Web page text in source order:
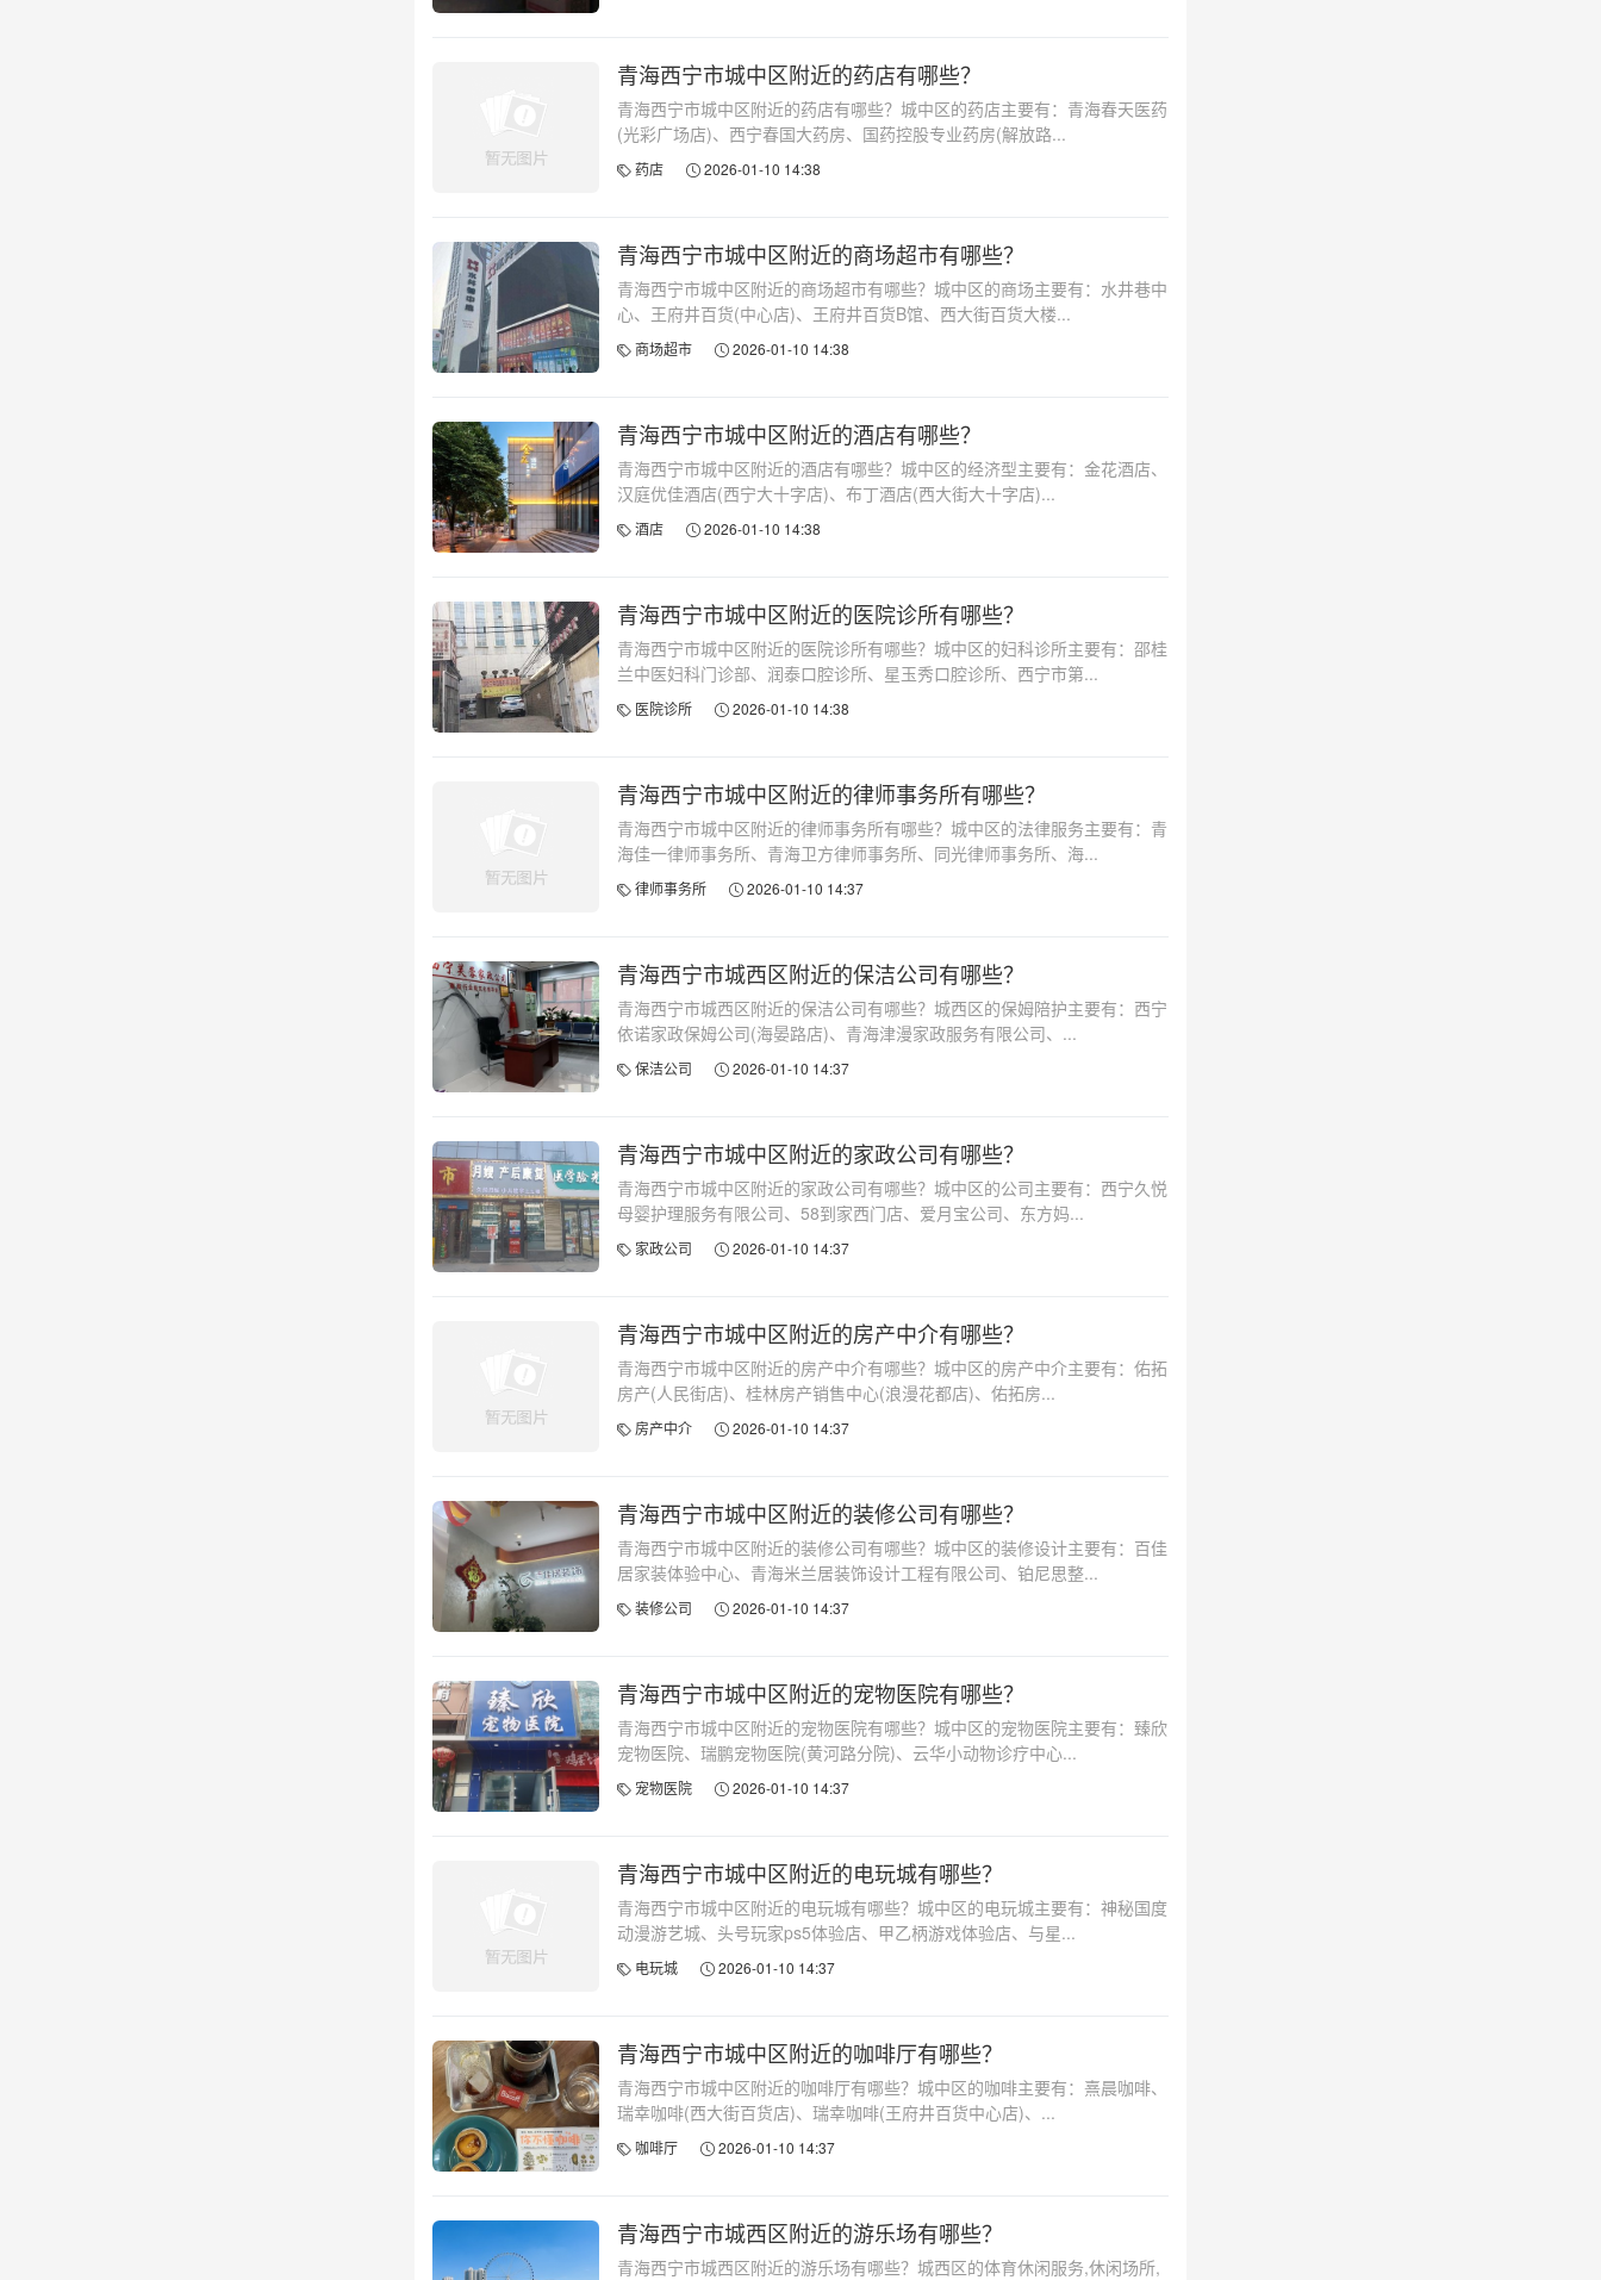
青海西宁市城中区附近的药店有哪些？
青海西宁市城中区附近的药店有哪些？城中区的药店主要有：青海春天医药
(光彩广场店)、西宁春国大药房、国药控股专业药房(解放路...
药店 2026-01-10 14:38
青海西宁市城中区附近的商场超市有哪些？
青海西宁市城中区附近的商场超市有哪些？城中区的商场主要有：水井巷中
心、王府井百货(中心店)、王府井百货B馆、西大街百货大楼...
商场超市 2026-01-10 14:38
青海西宁市城中区附近的酒店有哪些？
青海西宁市城中区附近的酒店有哪些？城中区的经济型主要有：金花酒店、
汉庭优佳酒店(西宁大十字店)、布丁酒店(西大街大十字店)...
酒店 2026-01-10 14:38
青海西宁市城中区附近的医院诊所有哪些？
青海西宁市城中区附近的医院诊所有哪些？城中区的妇科诊所主要有：邵桂
兰中医妇科门诊部、润泰口腔诊所、星玉秀口腔诊所、西宁市第...
医院诊所 2026-01-10 14:38
青海西宁市城中区附近的律师事务所有哪些？
青海西宁市城中区附近的律师事务所有哪些？城中区的法律服务主要有：青
海佳一律师事务所、青海卫方律师事务所、同光律师事务所、海...
律师事务所 2026-01-10 14:37
青海西宁市城西区附近的保洁公司有哪些？
青海西宁市城西区附近的保洁公司有哪些？城西区的保姆陪护主要有：西宁
依诺家政保姆公司(海晏路店)、青海津漫家政服务有限公司、...
保洁公司 2026-01-10 14:37
青海西宁市城中区附近的家政公司有哪些？
青海西宁市城中区附近的家政公司有哪些？城中区的公司主要有：西宁久悦
母婴护理服务有限公司、58到家西门店、爱月宝公司、东方妈...
家政公司 2026-01-10 14:37
青海西宁市城中区附近的房产中介有哪些？
青海西宁市城中区附近的房产中介有哪些？城中区的房产中介主要有：佑拓
房产(人民街店)、桂林房产销售中心(浪漫花都店)、佑拓房...
房产中介 2026-01-10 14:37
青海西宁市城中区附近的装修公司有哪些？
青海西宁市城中区附近的装修公司有哪些？城中区的装修设计主要有：百佳
居家装体验中心、青海米兰居装饰设计工程有限公司、铂尼思整...
装修公司 2026-01-10 14:37
青海西宁市城中区附近的宠物医院有哪些？
青海西宁市城中区附近的宠物医院有哪些？城中区的宠物医院主要有：臻欣
宠物医院、瑞鹏宠物医院(黄河路分院)、云华小动物诊疗中心...
宠物医院 2026-01-10 14:37
青海西宁市城中区附近的电玩城有哪些？
青海西宁市城中区附近的电玩城有哪些？城中区的电玩城主要有：神秘国度
动漫游艺城、头号玩家ps5体验店、甲乙柄游戏体验店、与星...
电玩城 2026-01-10 14:37
青海西宁市城中区附近的咖啡厅有哪些？
青海西宁市城中区附近的咖啡厅有哪些？城中区的咖啡主要有：熹晨咖啡、
瑞幸咖啡(西大街百货店)、瑞幸咖啡(王府井百货中心店)、...
咖啡厅 2026-01-10 14:37
青海西宁市城西区附近的游乐场有哪些？
青海西宁市城西区附近的游乐场有哪些？城西区的体育休闲服务,休闲场所,